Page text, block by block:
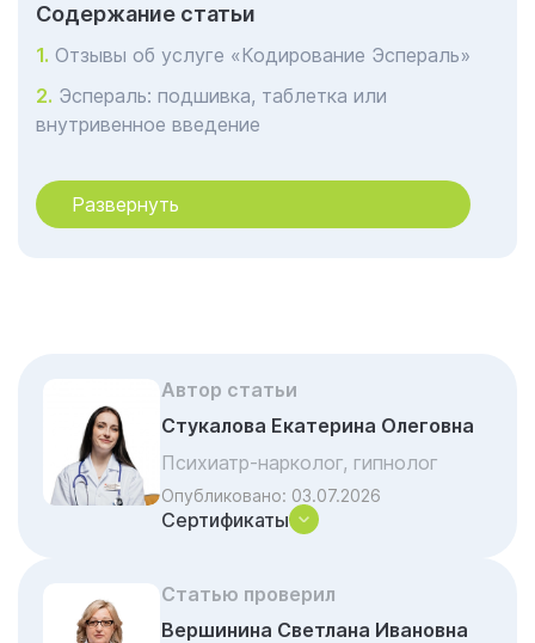
Cодержание статьи
Отзывы об услуге «Кодирование Эспераль»
Эспераль: подшивка, таблетка или
внутривенное введение
Этапы подготовки к кодированию
Эспераль методом подшивки
Реабилитационный потенциал метода
Подготовка и гарантии клиники
«Гармония»
Почему стоит обратиться к нам
Акции и скидки на лечение
Развернуть
Автор статьи
Стукалова Екатерина Олеговна
Психиатр-нарколог, гипнолог
Опубликовано: 03.07.2026
Сертификаты
Статью проверил
Вершинина Светлана Ивановна